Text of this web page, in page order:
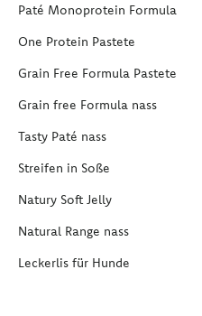
Paté Monoprotein Formula
One Protein Pastete
Grain Free Formula Pastete
Grain free Formula nass
Tasty Paté nass
Streifen in Soße
Natury Soft Jelly
Natural Range nass
Leckerlis für Hunde